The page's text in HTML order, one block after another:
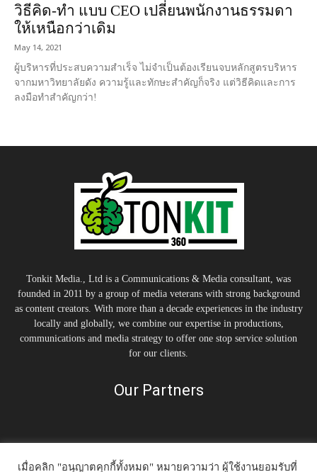
วิธีคิด-ทำ แบบ CEO เปลี่ยนพนักงานธรรมดา
ให้เหนือกว่าเดิม
May 14, 2021
ผู้บริหารที่ประสบความสำเร็จ ไม่จำเป็นต้องเรียนจบหลักสูตรบริหาร
จากมหาวิทยาลัยดัง ความรู้และทักษะสำคัญก็จริง แต่วิธีคิดและการ
ลงมือทำสำคัญกว่า!
Tonkit Media., Ltd is a Communications & Media consultant, was
founded in 2011 by a group of media veterans with strong background
as content creators. With more than a decade experiences in the industry
locally and globally, we combine our expertise in productions,
communications and media strategy to offer one stop service solution
for our clients.
Our Partners
เมื่อคลิก "อนุญาตคุกกี้ทั้งหมด" หมายความว่า ผู้ใช้งานยอมรับที่